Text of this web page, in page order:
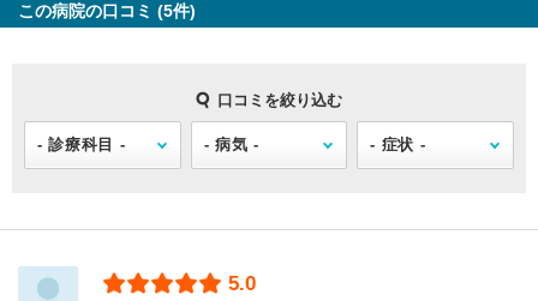
この病院の口コミ (5件)
口コミを絞り込む
5.0